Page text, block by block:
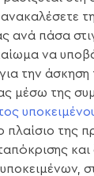
ανά πάσα
να
την
μέσω της
πλαίσιο της
και